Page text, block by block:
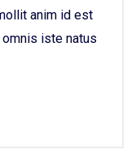
anim id est
iste natus